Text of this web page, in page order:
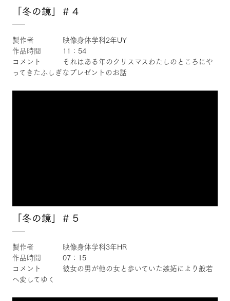
「冬の鏡」＃４
製作者 映像身体学科2年UY
作品時間 11：54
コメント それはある年のクリスマスわたしのところにや
ってきたふしぎなプレゼントのお話
「冬の鏡」＃５
製作者 映像身体学科3年HR
作品時間 07：15
コメント 彼女の男が他の女と歩いていた嫉妬により般若
へ変してゆく